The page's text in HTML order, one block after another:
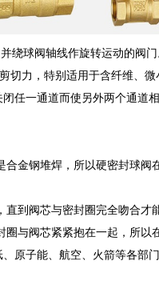
绕球阀轴线作旋转运动的阀
切力，特别适用于含纤维、
任一通道而使另外两个通道
金钢堆焊，所以硬密封球
到阀芯与密封圈完全吻合才
与阀芯紧紧抱在一起，所以
原子能、航空、火箭等各部